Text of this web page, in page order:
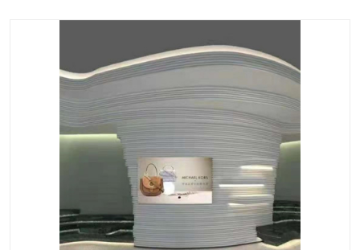
GRG造型 GRC厂家
GRG吊顶 GRG材料生产厂家
UHPC幕墙板 GRC树池坐凳